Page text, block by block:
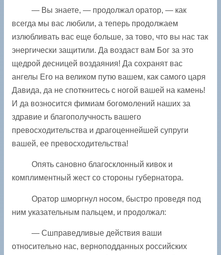
— Вы знаете, — продолжал оратор, — как
всегда мы вас любили, а теперь продолжаем
излюбливать вас еще больше, за тово, что вы нас так
энергически защитили. Да воздаст вам Бог за это
щедрой десницей воздаяния! Да сохранят вас
ангелы Его на великом путю вашем, как самого царя
Давида, да не споткнитесь с ногой вашей на камень!
И да возносится фимиам богомолений наших за
здравие и благополучность вашего
превосходительства и драгоценнейшей супруги
вашей, ее превосходительства!
Опять сановно благосклонный кивок и
комплиментный жест со стороны губернатора.
Оратор шморгнул носом, быстро проведя под
ним указательным пальцем, и продолжал:
— Сшправедливые действия ваши
относительно нас, верноподданных российских